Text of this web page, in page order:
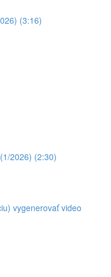
(3:16)
2026) (2:30)
vygenerovať video